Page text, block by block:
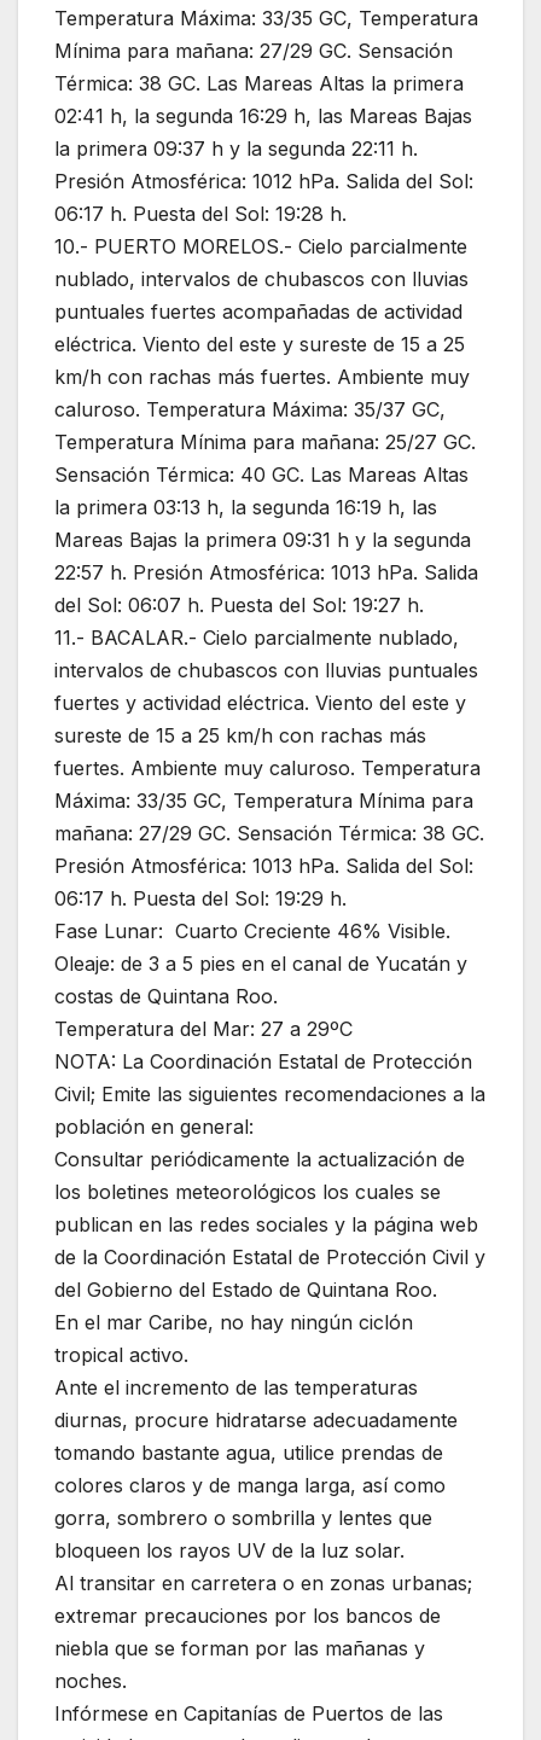
Temperatura Máxima: 33/35 GC, Temperatura
Mínima para mañana: 27/29 GC. Sensación
Térmica: 38 GC. Las Mareas Altas la primera
02:41 h, la segunda 16:29 h, las Mareas Bajas
la primera 09:37 h y la segunda 22:11 h.
Presión Atmosférica: 1012 hPa. Salida del Sol:
06:17 h. Puesta del Sol: 19:28 h.
10.- PUERTO MORELOS.- Cielo parcialmente
nublado, intervalos de chubascos con lluvias
puntuales fuertes acompañadas de actividad
eléctrica. Viento del este y sureste de 15 a 25
km/h con rachas más fuertes. Ambiente muy
caluroso. Temperatura Máxima: 35/37 GC,
Temperatura Mínima para mañana: 25/27 GC.
Sensación Térmica: 40 GC. Las Mareas Altas
la primera 03:13 h, la segunda 16:19 h, las
Mareas Bajas la primera 09:31 h y la segunda
22:57 h. Presión Atmosférica: 1013 hPa. Salida
del Sol: 06:07 h. Puesta del Sol: 19:27 h.
11.- BACALAR.- Cielo parcialmente nublado,
intervalos de chubascos con lluvias puntuales
fuertes y actividad eléctrica. Viento del este y
sureste de 15 a 25 km/h con rachas más
fuertes. Ambiente muy caluroso. Temperatura
Máxima: 33/35 GC, Temperatura Mínima para
mañana: 27/29 GC. Sensación Térmica: 38 GC.
Presión Atmosférica: 1013 hPa. Salida del Sol:
06:17 h. Puesta del Sol: 19:29 h.
Fase Lunar: Cuarto Creciente 46% Visible.
Oleaje: de 3 a 5 pies en el canal de Yucatán y
costas de Quintana Roo.
Temperatura del Mar: 27 a 29ºC
NOTA: La Coordinación Estatal de Protección
Civil; Emite las siguientes recomendaciones a la
población en general:
Consultar periódicamente la actualización de
los boletines meteorológicos los cuales se
publican en las redes sociales y la página web
de la Coordinación Estatal de Protección Civil y
del Gobierno del Estado de Quintana Roo.
En el mar Caribe, no hay ningún ciclón
tropical activo.
Ante el incremento de las temperaturas
diurnas, procure hidratarse adecuadamente
tomando bastante agua, utilice prendas de
colores claros y de manga larga, así como
gorra, sombrero o sombrilla y lentes que
bloqueen los rayos UV de la luz solar.
Al transitar en carretera o en zonas urbanas;
extremar precauciones por los bancos de
niebla que se forman por las mañanas y
noches.
Infórmese en Capitanías de Puertos de las